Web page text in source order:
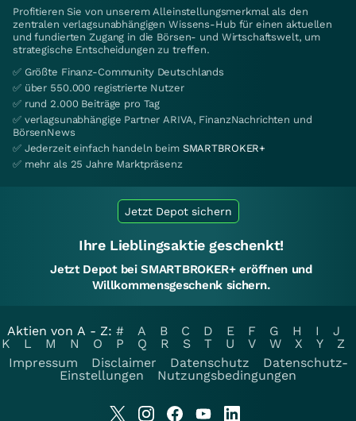
Profitieren Sie von unserem Alleinstellungsmerkmal als den
zentralen verlagsunabhängigen Wissens-Hub für einen aktuellen
und fundierten Zugang in die Börsen- und Wirtschaftswelt, um
strategische Entscheidungen zu treffen.
✅ Größte Finanz-Community Deutschlands
✅ über 550.000 registrierte Nutzer
✅ rund 2.000 Beiträge pro Tag
✅ verlagsunabhängige Partner ARIVA, FinanzNachrichten und
BörsenNews
✅ Jederzeit einfach handeln beim SMARTBROKER+
✅ mehr als 25 Jahre Marktpräsenz
Jetzt Depot sichern
Ihre Lieblingsaktie geschenkt!
Jetzt Depot bei SMARTBROKER+ eröffnen und
Willkommensgeschenk sichern.
Aktien von A - Z: # A B C D E F G H I
J
K
L M N O P Q R S T U V W X Y
Z
Impressum
Disclaimer Datenschutz
Datenschutz-
Einstellungen
Nutzungsbedingungen